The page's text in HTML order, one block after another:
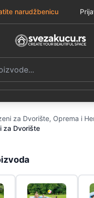
narudžbenicu
za Dvorište, Oprema i
za Dvorište